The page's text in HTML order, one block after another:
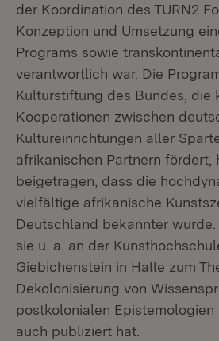
der Koordination des TURN2
Konzeption und Umsetzung
Programs sowie
verantwortlich war. Die
Kulturstiftung des Bundes, die
Kooperationen zwischen
Kultureinrichtungen aller
afrikanischen Partnern fördert,
beigetragen, dass die
vielfältige afrikanische
Deutschland bekannter
sie u. a. an der
Giebichenstein in Halle zum
Dekolonisierung von
postkolonialen Epistemologien
auch publiziert hat.